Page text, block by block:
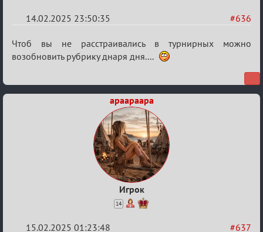
#636
14.02.2025 23:50:35
Re:
Кровавая
Чтоб вы не расстраивались в турнирных можно
возобновить рубрику днаря дня....
apaapaapa
Игрок
14
#637
15.02.2025 01:23:48